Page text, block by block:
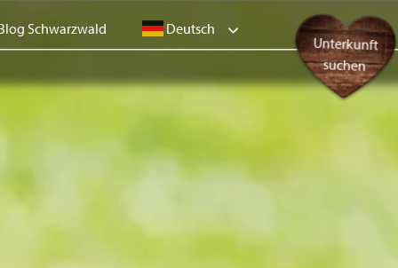
Unterkunft
suchen
Schwarzwald Deutsch